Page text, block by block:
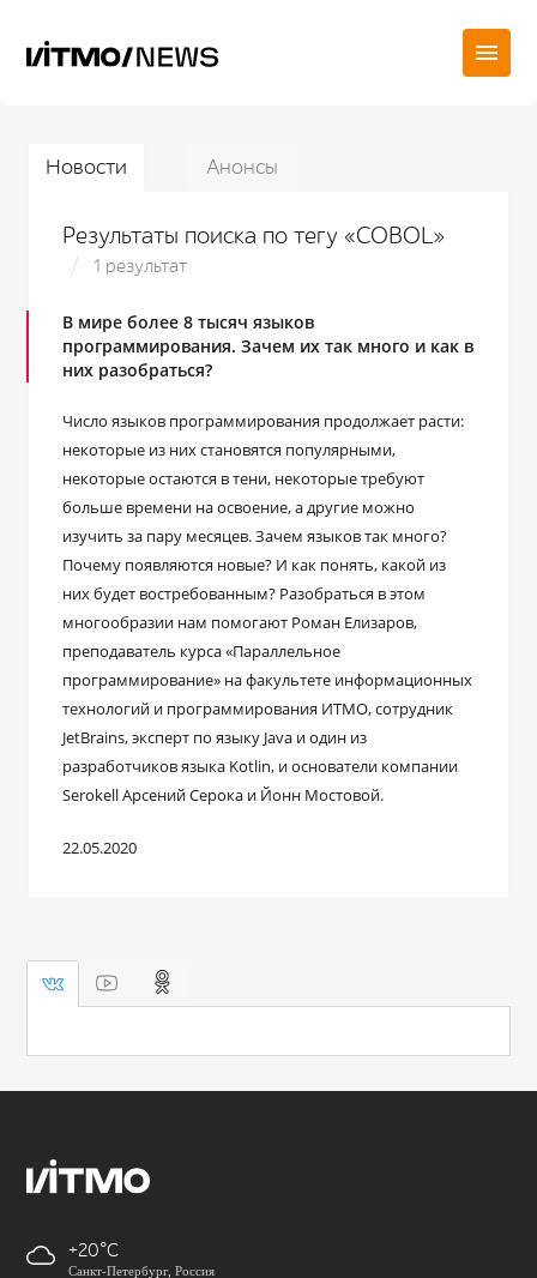
Новости Анонсы
Результаты поиска по тегу «COBOL»
1 результат
В мире более 8 тысяч языков
программирования. Зачем их так много и как в
них разобраться?
Число языков программирования продолжает расти:
некоторые из них становятся популярными,
некоторые остаются в тени, некоторые требуют
больше времени на освоение, а другие можно
изучить за пару месяцев. Зачем языков так много?
Почему появляются новые? И как понять, какой из
них будет востребованным? Разобраться в этом
многообразии нам помогают Роман Елизаров,
преподаватель курса «Параллельное
программирование» на факультете информационных
технологий и программирования ИТМО, сотрудник
JetBrains, эксперт по языку Java и один из
разработчиков языка Kotlin, и основатели компании
Serokell Арсений Серока и Йонн Мостовой.
22.05.2020
+20
Санкт-Петербург, Россия